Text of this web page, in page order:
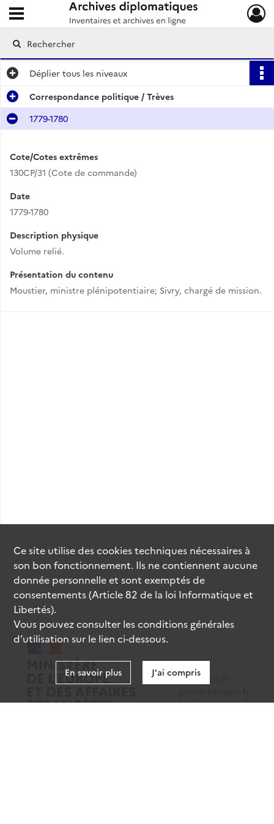
Archives diplomatiques
Ouvrir le menu déroulant
Déplier tous les niveaux
Correspondance politique / Trèves
1779-1780
Cote/Cotes extrêmes
130CP/31 (Cote de commande)
Date
1779-1780
Description physique
Volume relié.
Présentation du contenu
Moustier, ministre plénipotentiaire; Sivry, chargé de mission.
data.gouv.fr
legifrance.gouv.fr
Ce site utilise descookiestechniques nécessaires à
son bon fonctionnement. Ils ne contiennent aucune
donnée personnelle et sont exemptés de
consentements (Article 82 de la loi Informatique et
Libertés).
Vous pouvez consulter les conditions générales
d’utilisation sur le lien ci-dessous.
En savoir plus J'ai compris